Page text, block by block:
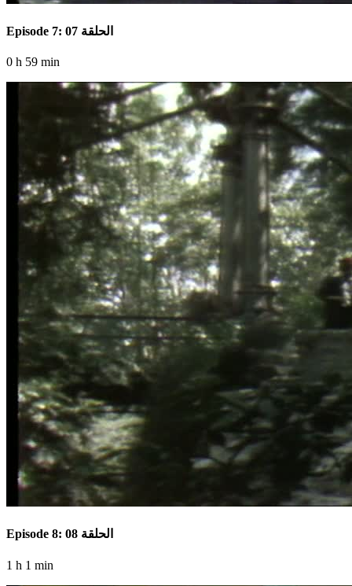
Episode 7: الحلقة 07
0 h 59 min
Episode 8: الحلقة 08
1 h 1 min